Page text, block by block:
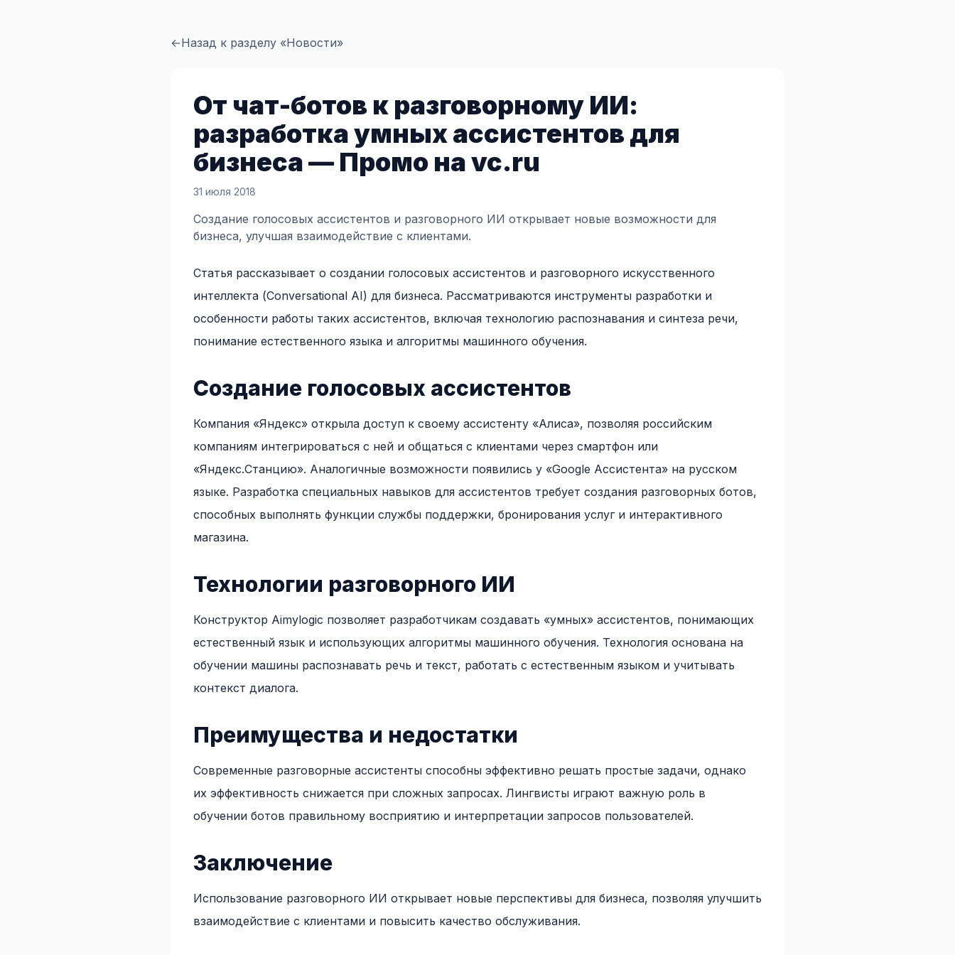
←Назад к разделу «Новости»
От чат-ботов к разговорному ИИ:
разработка умных ассистентов для
бизнеса — Промо на vc.ru
31 июля 2018
Создание голосовых ассистентов и разговорного ИИ открывает новые возможности для
бизнеса, улучшая взаимодействие с клиентами.
Статья рассказывает о создании голосовых ассистентов и разговорного искусственного
интеллекта (Conversational AI) для бизнеса. Рассматриваются инструменты разработки и
особенности работы таких ассистентов, включая технологию распознавания и синтеза речи,
понимание естественного языка и алгоритмы машинного обучения.
Создание голосовых ассистентов
Компания «Яндекс» открыла доступ к своему ассистенту «Алиса», позволяя российским
компаниям интегрироваться с ней и общаться с клиентами через смартфон или
«Яндекс.Станцию». Аналогичные возможности появились у «Google Ассистента» на русском
языке. Разработка специальных навыков для ассистентов требует создания разговорных ботов,
способных выполнять функции службы поддержки, бронирования услуг и интерактивного
магазина.
Технологии разговорного ИИ
Конструктор Aimylogic позволяет разработчикам создавать «умных» ассистентов, понимающих
естественный язык и использующих алгоритмы машинного обучения. Технология основана на
обучении машины распознавать речь и текст, работать с естественным языком и учитывать
контекст диалога.
Преимущества и недостатки
Современные разговорные ассистенты способны эффективно решать простые задачи, однако
их эффективность снижается при сложных запросах. Лингвисты играют важную роль в
обучении ботов правильному восприятию и интерпретации запросов пользователей.
Заключение
Использование разговорного ИИ открывает новые перспективы для бизнеса, позволяя улучшить
взаимодействие с клиентами и повысить качество обслуживания.